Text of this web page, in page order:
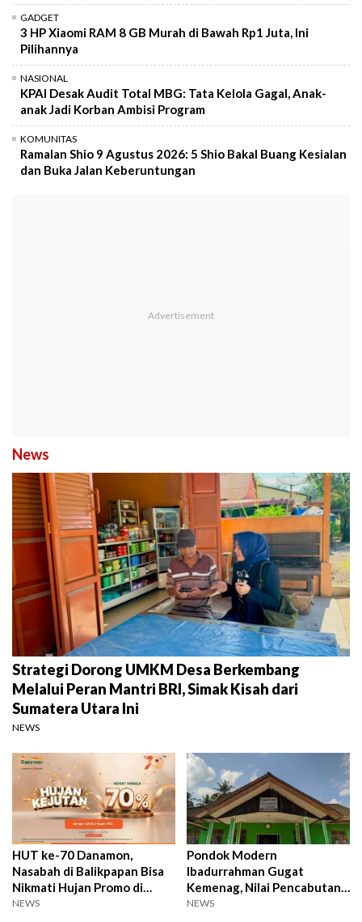
GADGET
3 HP Xiaomi RAM 8 GB Murah di Bawah Rp1 Juta, Ini
Pilihannya
NASIONAL
KPAI Desak Audit Total MBG: Tata Kelola Gagal, Anak-
anak Jadi Korban Ambisi Program
KOMUNITAS
Ramalan Shio 9 Agustus 2026: 5 Shio Bakal Buang Kesialan
dan Buka Jalan Keberuntungan
News
Strategi Dorong UMKM Desa Berkembang
Melalui Peran Mantri BRI, Simak Kisah dari
Sumatera Utara Ini
NEWS
HUT ke-70 Danamon,
Nasabah di Balikpapan Bisa
Nikmati Hujan Promo di
Banyak Merchant Favorit
NEWS
Pondok Modern
Ibadurrahman Gugat
Kemenag, Nilai Pencabutan
NSP Cacat Prosedur
NEWS